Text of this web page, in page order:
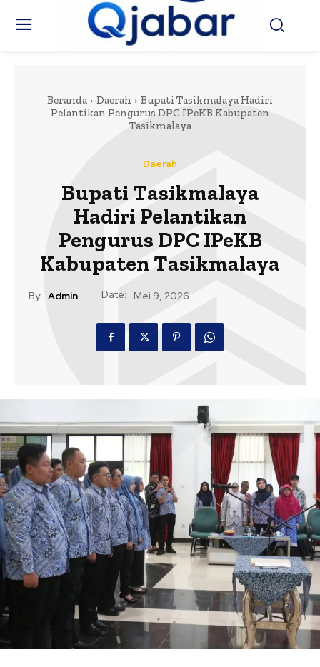
Beranda Daerah
Bupati Tasikmalaya Hadiri
Pelantikan Pengurus DPC IPeKB Kabupaten
Tasikmalaya
Daerah
Bupati Tasikmalaya
Hadiri Pelantikan
Pengurus DPC IPeKB
Kabupaten Tasikmalaya
By: Admin Date: Mei 9, 2026